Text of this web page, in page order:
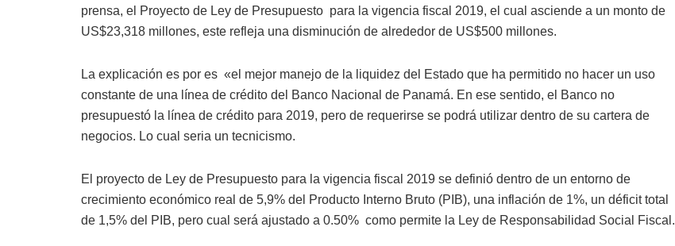
prensa, el Proyecto de Ley de Presupuesto para la vigencia fiscal 2019, el cual asciende a un monto de
US$23,318 millones, este refleja una disminución de alrededor de US$500 millones.
La explicación es por es «el mejor manejo de la liquidez del Estado que ha permitido no hacer un uso
constante de una línea de crédito del Banco Nacional de Panamá. En ese sentido, el Banco no
presupuestó la línea de crédito para 2019, pero de requerirse se podrá utilizar dentro de su cartera de
negocios. Lo cual seria un tecnicismo.
El proyecto de Ley de Presupuesto para la vigencia fiscal 2019 se definió dentro de un entorno de
crecimiento económico real de 5,9% del Producto Interno Bruto (PIB), una inflación de 1%, un déficit total
de 1,5% del PIB, pero cual será ajustado a 0.50% como permite la Ley de Responsabilidad Social Fiscal.